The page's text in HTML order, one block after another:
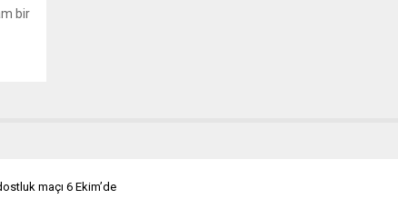
bir
maçı 6 Ekim’de